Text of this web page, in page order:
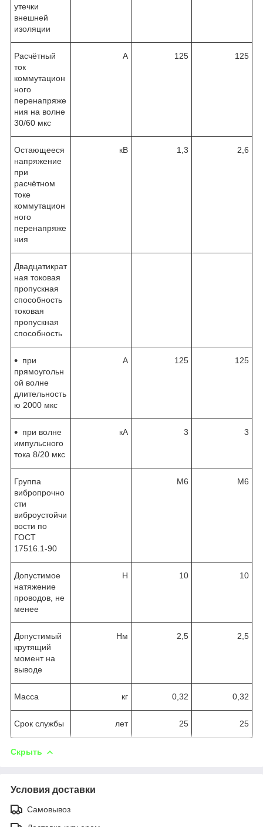
утечки
внешней
изоляции
Расчётный
ток
коммутацион
ного
перенапряже
ния на волне
30/60 мкс
А 125 125
Остающееся
напряжение
при
расчётном
токе
коммутацион
ного
перенапряже
ния
кВ 1,3 2,6
Двадцатикрат
ная токовая
пропускная
способность
токовая
пропускная
способность
при
прямоугольн
ой волне
длительность
ю 2000 мкс
А 125 125
при волне
импульсного
тока 8/20 мкс
кА 3 3
Группа
вибропрочно
сти
виброустойчи
вости по
ГОСТ
17516.1-90
М6 М6
Допустимое
натяжение
проводов, не
менее
Н 10 10
Допустимый
крутящий
момент на
выводе
Нм 2,5 2,5
Масса кг 0,32 0,32
Срок службы лет 25 25
Скрыть
Условия доставки
Самовывоз